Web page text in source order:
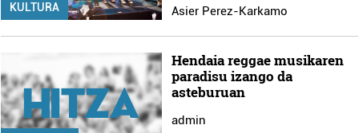
KULTURA Asier Perez-Karkamo
Hendaia reggae musikaren
paradisu izango da
asteburuan
admin